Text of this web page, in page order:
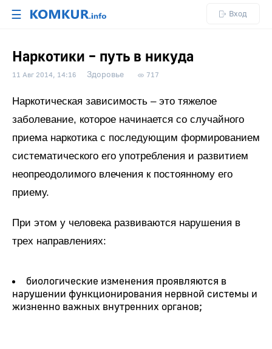
☰ Вход
Наркотики – путь в никуда
11 Авг 2014, 14:16 Здоровье 717
Наркотическая зависимость – это тяжелое
заболевание, которое начинается со случайного
приема наркотика с последующим формированием
систематического его употребления и развитием
неопреодолимого влечения к постоянному его
приему.
При этом у человека развиваются нарушения в
трех направлениях:
биологические изменения проявляются в
нарушении функционирования нервной системы и
жизненно важных внутренних органов;